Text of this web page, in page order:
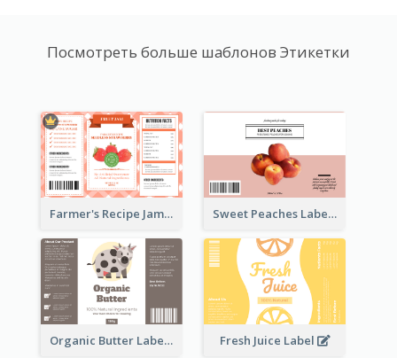
Посмотреть больше шаблонов Этикетки
Farmer's Recipe Jam Label Sweet Peaches Label
Organic Butter Label Fresh Juice Label